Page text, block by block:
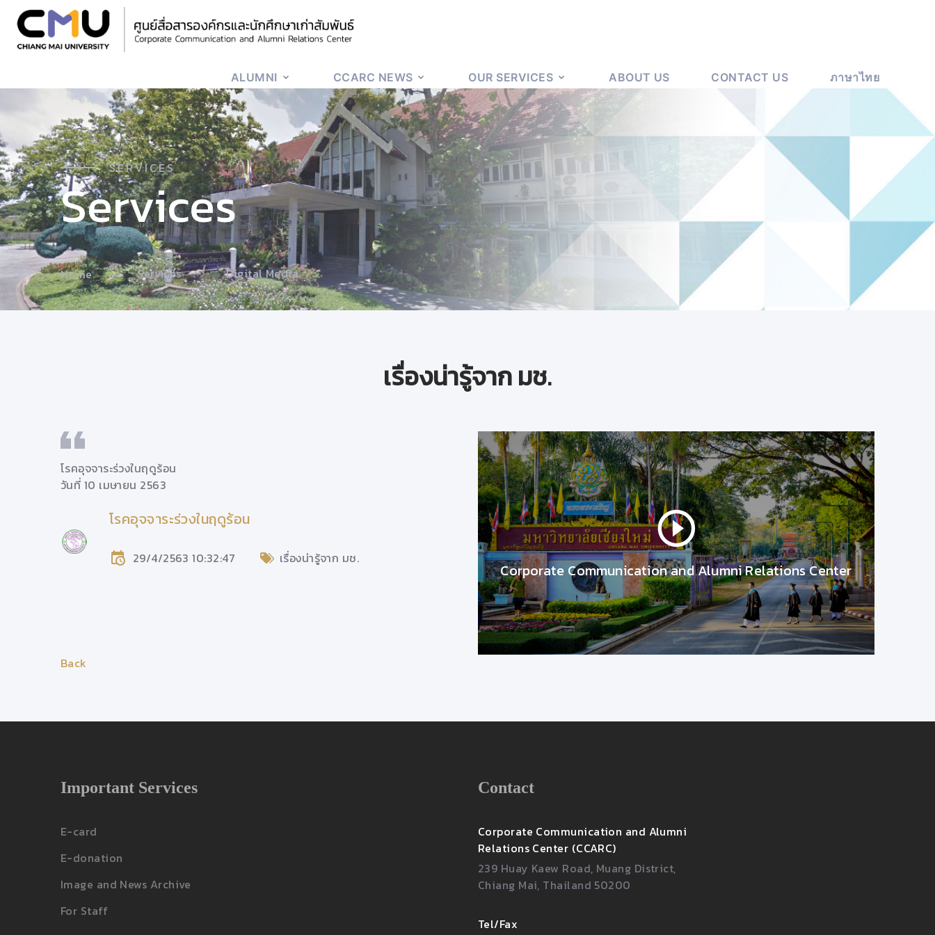
ALUMNI CCARC NEWS OUR SERVICES ABOUT US CONTACT US ภาษาไทย
SERVICES
Services
Home Services Digital Media
เรื่องน่ารู้จาก มช.
โรคอุจจาระร่วงในฤดูร้อน
วันที่ 10 เมษายน 2563
โรคอุจจาระร่วงในฤดูร้อน
29/4/2563 10:32:47 เรื่องน่ารู้จาก มช.
โรคอุจจาระร่วงในฤดูร้อน
วันที่ 10 เมษายน 2563
โรคอุจจาระร่วงในฤดูร้อน
29/4/2563 10:32:47 เรื่องน่ารู้จาก มช.
โรคอุจจาระร่วงในฤดูร้อน
วันที่ 10 เมษายน 2563
โรคอุจจาระร่วงในฤดูร้
29/4/2563 10:32:47
Corporate Communication and Alumni Relations Center
Back
Important Services
E-card
E-donation
Image and News Archive
For Staff
Contact
Corporate Communication and Alumni
Relations Center (CCARC)
239 Huay Kaew Road, Muang District,
Chiang Mai, Thailand 50200
Tel/Fax